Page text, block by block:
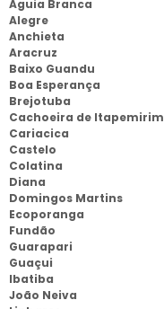
Aguia Branca
Alegre
Anchieta
Aracruz
Baixo Guandu
Boa Esperança
Brejotuba
Cachoeira de Itapemirim
Cariacica
Castelo
Colatina
Diana
Domingos Martins
Ecoporanga
Fundão
Guarapari
Guaçui
Ibatiba
João Neiva